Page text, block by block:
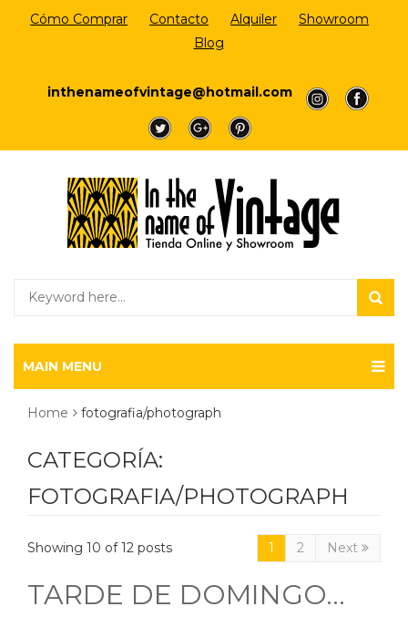
Cómo Comprar Contacto Alquiler
Showroom
Blog
inthenameofvintage@hotmail.com
a
a
a
a a
MAIN MENU
Home fotografia/photograph
CATEGORÍA:
FOTOGRAFIA/PHOTOGRAPH
Showing 10 of 12 posts 1 2 Next
TARDE DE DOMINGO…